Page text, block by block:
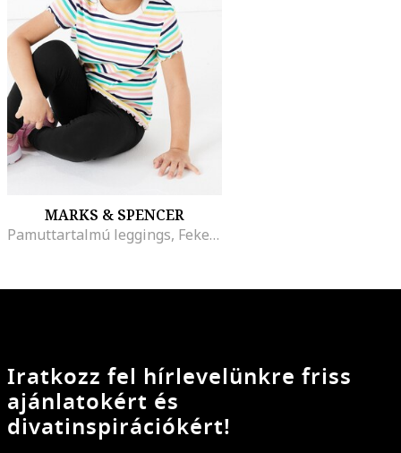
MARKS & SPENCER
Pamuttartalmú leggings, Fekete
Iratkozz fel hírlevelünkre friss
ajánlatokért és
divatinspirációkért!